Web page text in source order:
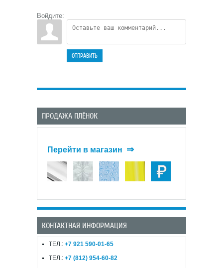
Войдите:
ОТПРАВИТЬ
ПРОДАЖА ПЛЁНОК
Перейти в магазин ⇒
КОНТАКТНАЯ ИНФОРМАЦИЯ
ТЕЛ.: +7 921 590-01-65
ТЕЛ.: +7 (812) 954-60-82